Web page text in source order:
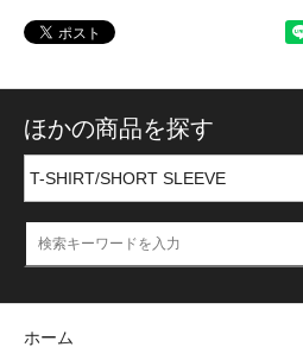
ほかの商品を探す
ホーム